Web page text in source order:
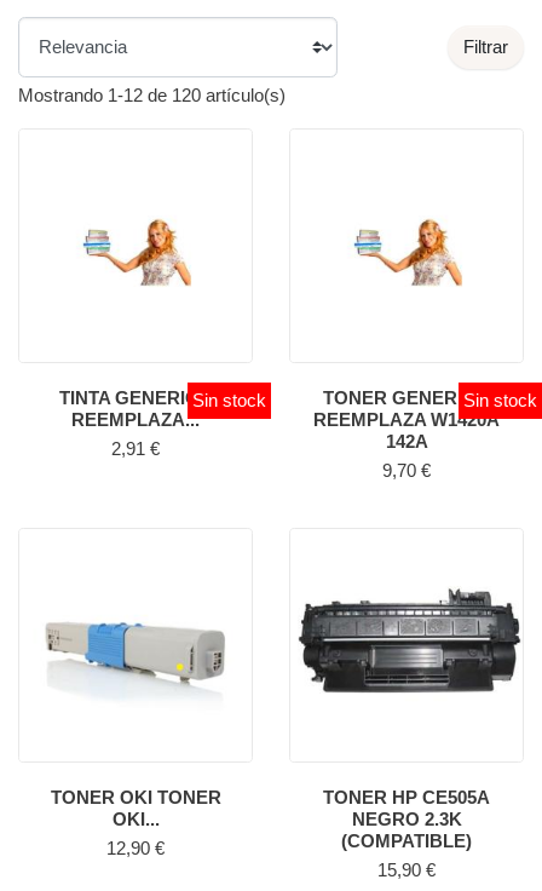
Filtrar
Mostrando 1-12 de 120 artículo(s)
TINTA GENERICA
REEMPLAZA...
Sin stock
Precio
2,91 €
TONER GENERICO
REEMPLAZA W1420A
142A
Sin stock
Precio
9,70 €
TONER OKI TONER
OKI...
Precio
12,90 €
TONER HP CE505A
NEGRO 2.3K
(COMPATIBLE)
Precio
15,90 €